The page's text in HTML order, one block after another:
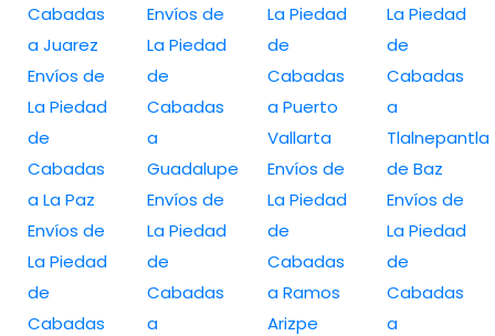
Cabadas
a Juarez
Envíos de
La Piedad
de
Cabadas
a La Paz
Envíos de
La Piedad
de
Cabadas
Envíos de
La Piedad
de
Cabadas
a
Guadalupe
Envíos de
La Piedad
de
Cabadas
a
La Piedad
de
Cabadas
a Puerto
Vallarta
Envíos de
La Piedad
de
Cabadas
a Ramos
Arizpe
La Piedad
de
Cabadas
a
Tlalnepantla
de Baz
Envíos de
La Piedad
de
Cabadas
a